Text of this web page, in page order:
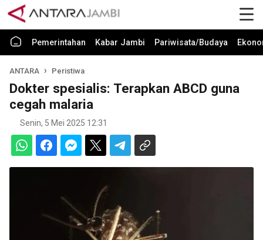
Pemerintahan Kabar Jambi Pariwisata/Budaya
ANTARA Peristiwa
Dokter spesialis: Terapkan ABCD guna
cegah malaria
Senin, 5 Mei 2025 12:31